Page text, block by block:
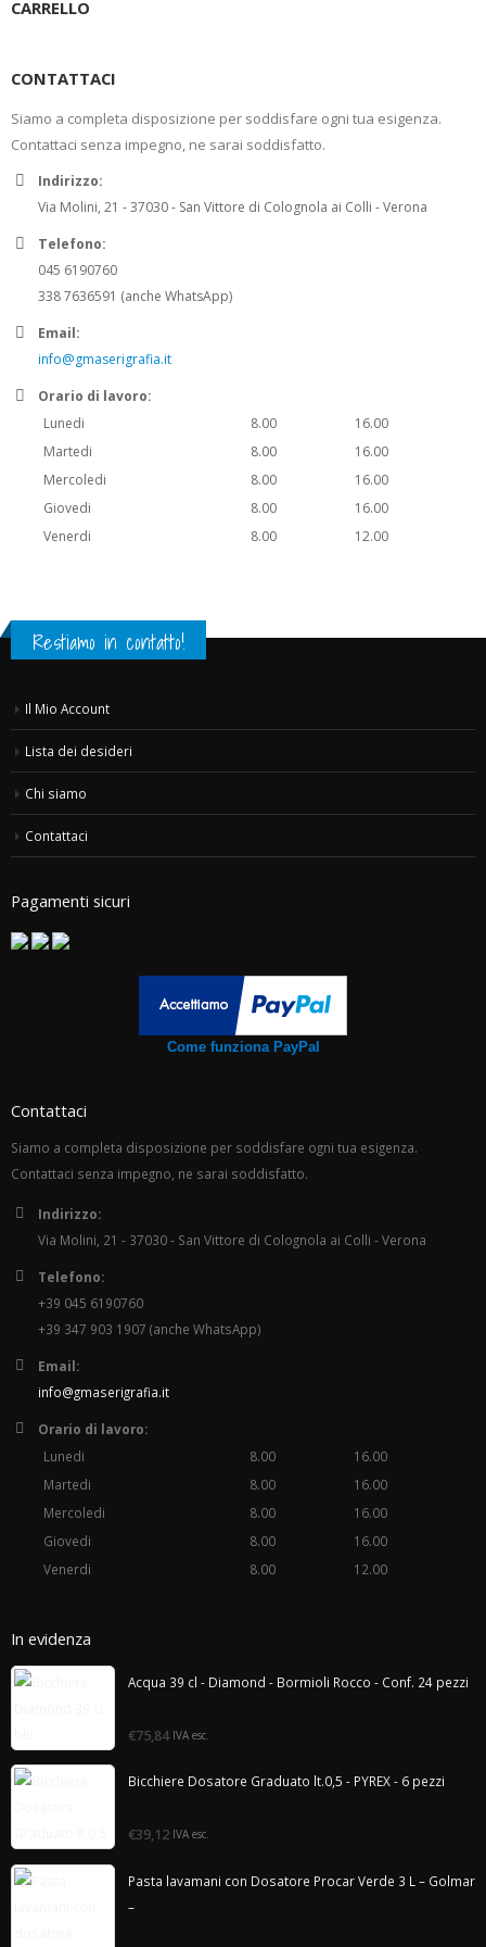
CARRELLO
CONTATTACI
Siamo a completa disposizione per soddisfare ogni tua esigenza.
Contattaci senza impegno, ne sarai soddisfatto.
Indirizzo:
Via Molini, 21 - 37030 - San Vittore di Colognola ai Colli - Verona
Telefono:
045 6190760
338 7636591 (anche WhatsApp)
Email:
info@gmaserigrafia.it
Orario di lavoro:
Lunedi
8.00
16.00
Martedi
8.00
16.00
Mercoledi
8.00
16.00
Giovedi
8.00
16.00
Venerdi
8.00 12.00
Restiamo in contatto!
Il Mio Account
Lista dei desideri
Chi siamo
Contattaci
Pagamenti sicuri
Come funziona PayPal
Contattaci
Siamo a completa disposizione per soddisfare ogni tua esigenza.
Contattaci senza impegno, ne sarai soddisfatto.
Indirizzo:
Via Molini, 21 - 37030 - San Vittore di Colognola ai Colli - Verona
Telefono:
+39 045 6190760
+39 347 903 1907 (anche WhatsApp)
Email:
info@gmaserigrafia.it
Orario di lavoro:
Lunedi
8.00
16.00
Martedi
8.00
16.00
Mercoledi
8.00
16.00
Giovedi
8.00
16.00
Venerdi
8.00 12.00
In evidenza
Acqua 39 cl - Diamond - Bormioli Rocco - Conf. 24 pezzi
di
€75,84 IVA esc.
Bicchiere Dosatore Graduato lt.0,5 - PYREX - 6 pezzi
0
di
€39,12 IVA esc.
Pasta lavamani con Dosatore Procar Verde 3 L – Golmar
–